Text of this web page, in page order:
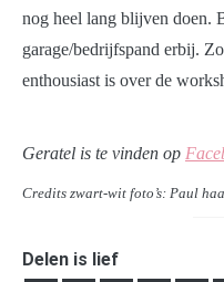
nog heel lang blijven doen.
garage/bedrijfspand erbij.
enthousiast is over de
Geratel is te vinden op
Credits zwart-wit foto’s: Paul
Delen is lief